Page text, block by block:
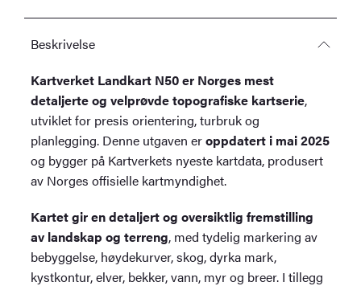
Beskrivelse
Kartverket Landkart N50 er Norges mest
detaljerte og velprøvde topografiske kartserie,
utviklet for presis orientering, turbruk og
planlegging. Denne utgaven eroppdatert i mai 2025
og bygger på Kartverkets nyeste kartdata, produsert
av Norges offisielle kartmyndighet.
Kartet gir en detaljert og oversiktlig fremstilling
av landskap og terreng, med tydelig markering av
bebyggelse, høydekurver, skog, dyrka mark,
kystkontur, elver, bekker, vann, myr og breer. I tillegg